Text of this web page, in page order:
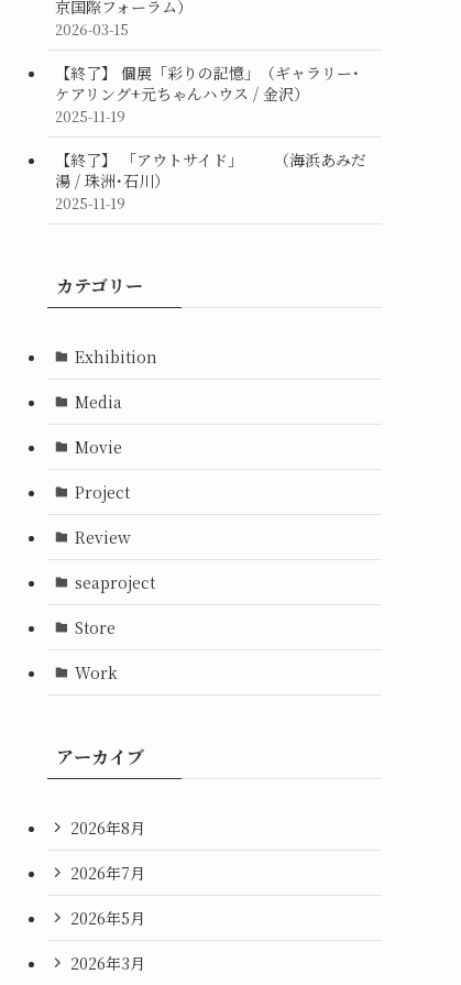
京国際フォーラム）
2026-03-15
【終了】 個展「彩りの記憶」（ギャラリー･
ケアリング+元ちゃんハウス / 金沢）
2025-11-19
【終了】 「アウトサイド」 （海浜あみだ
湯 / 珠洲･石川）
2025-11-19
カテゴリー
Exhibition
Media
Movie
Project
Review
seaproject
Store
Work
アーカイブ
2026年8月
2026年7月
2026年5月
2026年3月